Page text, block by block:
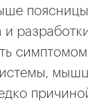
и
симптомом